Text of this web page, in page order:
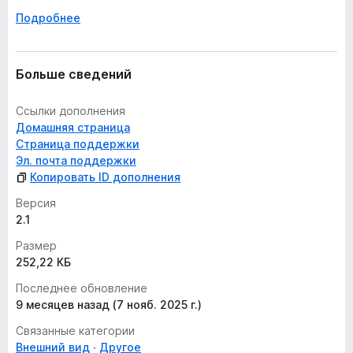
Подробнее
Больше сведений
Ссылки дополнения
Домашняя страница
Страница поддержки
Эл. почта поддержки
Копировать ID дополнения
Версия
2.1
Размер
252,22 КБ
Последнее обновление
9 месяцев назад (7 нояб. 2025 г.)
Связанные категории
Внешний вид
Другое